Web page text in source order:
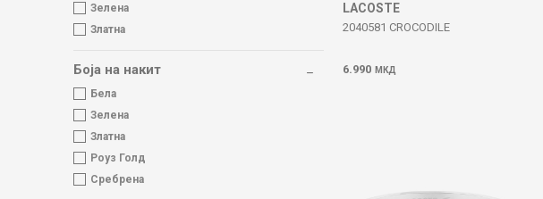
Зелена
Златна
Боја на накит
Бела
Зелена
Златна
Роуз Голд
Сребрена
LACOSTE
2040581 CROCODILE
6.990 МКД